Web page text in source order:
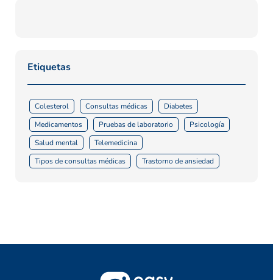
Etiquetas
Colesterol Consultas médicas
Diabetes
Medicamentos
Pruebas de laboratorio
Psicología
Salud mental
Telemedicina
Tipos de consultas médicas
Trastorno de ansiedad